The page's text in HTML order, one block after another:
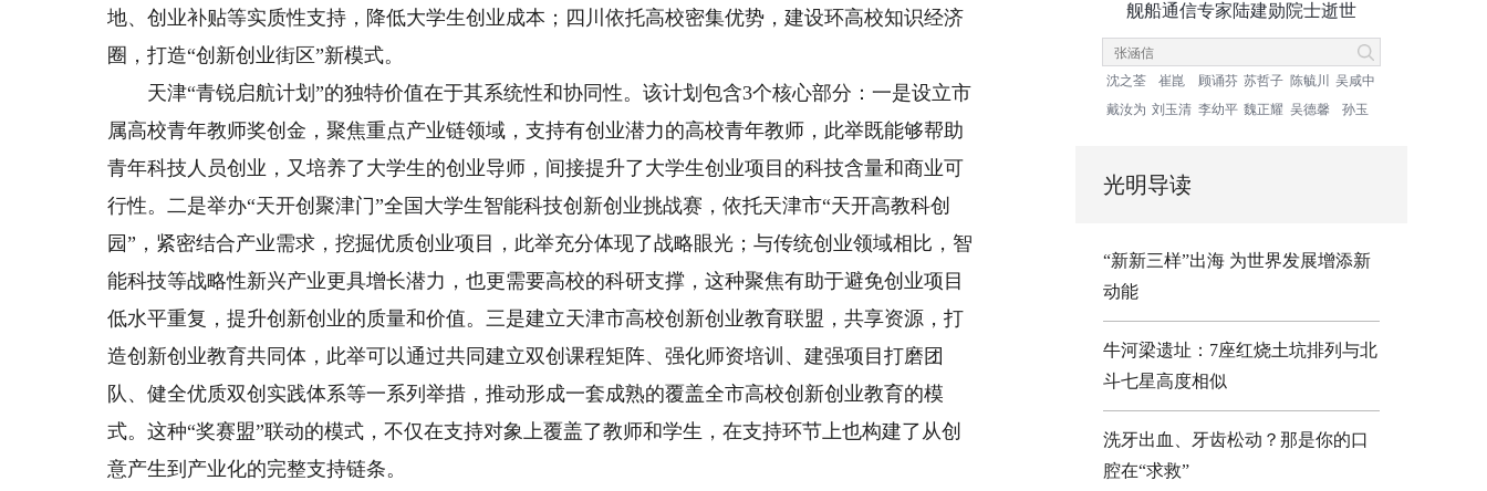
地、创业补贴等实质性支持，降低大学生创业成本；四川依托高校密集优势，建设环高校知识经济
圈，打造“创新创业街区”新模式。
天津“青锐启航计划”的独特价值在于其系统性和协同性。该计划包含3个核心部分：一是设立市
属高校青年教师奖创金，聚焦重点产业链领域，支持有创业潜力的高校青年教师，此举既能够帮助
青年科技人员创业，又培养了大学生的创业导师，间接提升了大学生创业项目的科技含量和商业可
行性。二是举办“天开创聚津门”全国大学生智能科技创新创业挑战赛，依托天津市“天开高教科创
园”，紧密结合产业需求，挖掘优质创业项目，此举充分体现了战略眼光；与传统创业领域相比，智
能科技等战略性新兴产业更具增长潜力，也更需要高校的科研支撑，这种聚焦有助于避免创业项目
低水平重复，提升创新创业的质量和价值。三是建立天津市高校创新创业教育联盟，共享资源，打
造创新创业教育共同体，此举可以通过共同建立双创课程矩阵、强化师资培训、建强项目打磨团
队、健全优质双创实践体系等一系列举措，推动形成一套成熟的覆盖全市高校创新创业教育的模
式。这种“奖赛盟”联动的模式，不仅在支持对象上覆盖了教师和学生，在支持环节上也构建了从创
意产生到产业化的完整支持链条。
舰船通信专家陆建勋院士逝世
沈之荃 崔崑 顾诵芬 苏哲子 陈毓川
吴咸中
戴汝为 刘玉清 李幼平 魏正耀 吴德馨 孙玉
光明导读
“新新三样”出海 为世界发展增添新
动能
牛河梁遗址：7座红烧土坑排列与北
斗七星高度相似
洗牙出血、牙齿松动？那是你的口
腔在“求救”